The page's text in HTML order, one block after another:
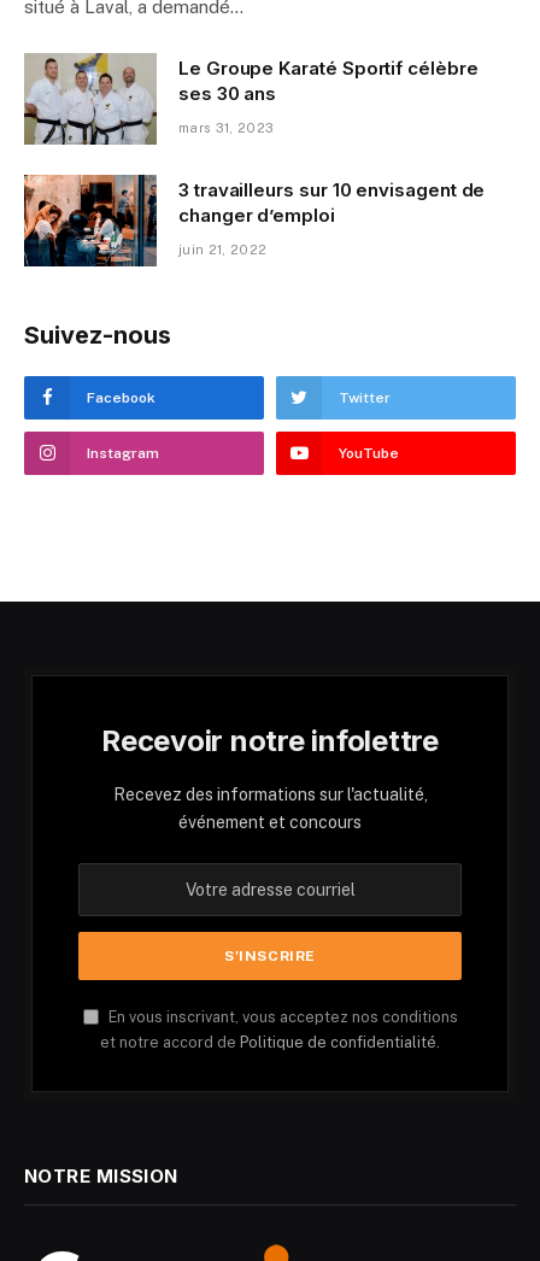
situé à Laval, a demandé…
Le Groupe Karaté Sportif célèbre
ses 30 ans
mars 31, 2023
3 travailleurs sur 10 envisagent de
changer d’emploi
juin 21, 2022
Suivez-nous
Facebook Twitter
Instagram YouTube
Recevoir notre infolettre
Recevez des informations sur l'actualité,
événement et concours
En vous inscrivant, vous acceptez nos conditions
et notre accord de Politique de confidentialité.
NOTRE MISSION